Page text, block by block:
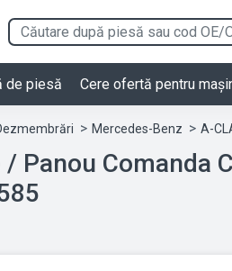
de piesă Cere ofertă pentru
Mercedes-Benz A-
Comanda